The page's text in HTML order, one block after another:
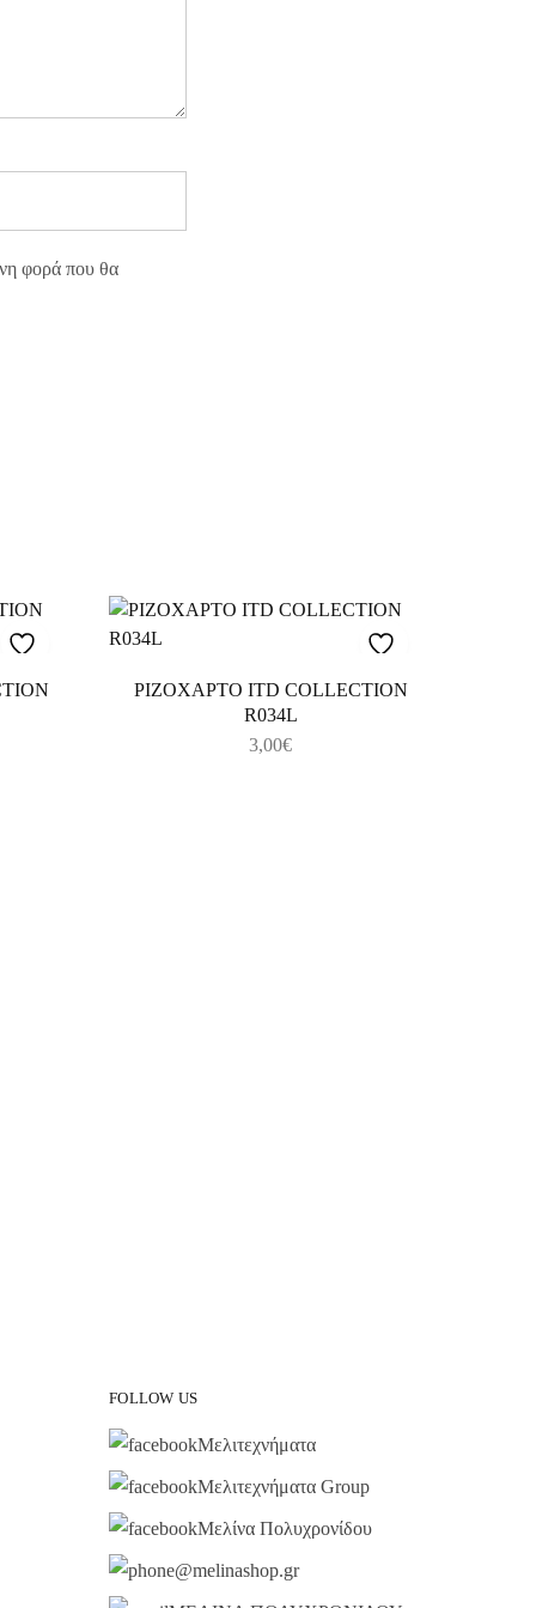
φορά που θα
ΡΙΖΟΧΑΡΤΟ ITD COLLECTION
R034L
3,00€
FOLLOW US
Μελιτεχνήματα
Μελιτεχνήματα Group
Μελίνα Πολυχρονίδου
@melinashop.gr